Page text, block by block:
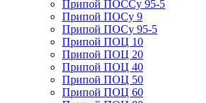
Припой ПОССу 95-5
Припой ПОСу 9
Припой ПОСу 95-5
Припой ПОЦ 10
Припой ПОЦ 20
Припой ПОЦ 40
Припой ПОЦ 50
Припой ПОЦ 60